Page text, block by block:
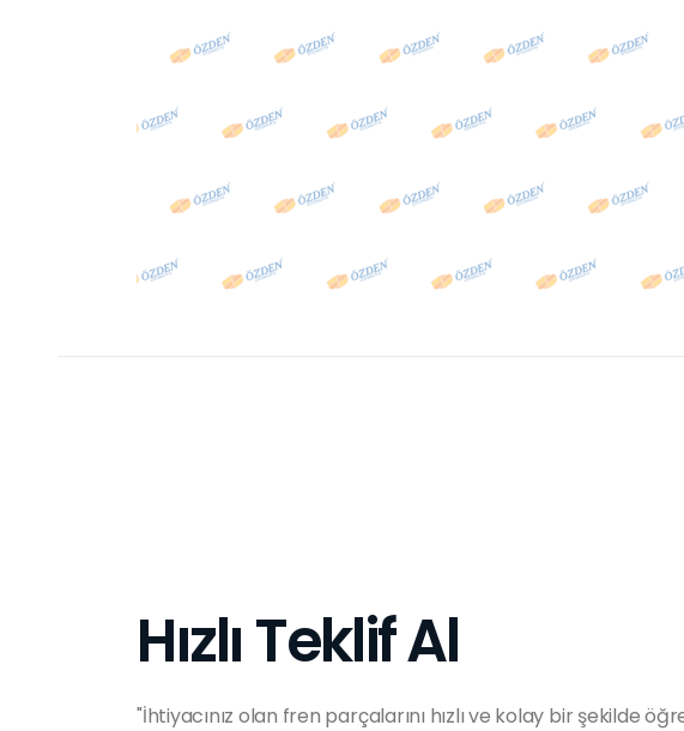
Hızlı Teklif Al
"İhtiyacınız olan fren parçalarını hızlı ve kolay bir şekilde